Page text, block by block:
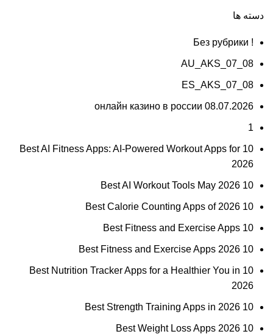
دسته ها
! Без рубрики
08_07_AU_AKS
08_07_ES_AKS
08.07.2026 онлайн казино в россии
1
10 Best AI Fitness Apps: AI-Powered Workout Apps for
2026
10 Best AI Workout Tools May 2026
10 Best Calorie Counting Apps of 2026
10 Best Fitness and Exercise Apps
10 Best Fitness and Exercise Apps 2026
10 Best Nutrition Tracker Apps for a Healthier You in
2026
10 Best Strength Training Apps in 2026
10 Best Weight Loss Apps 2026